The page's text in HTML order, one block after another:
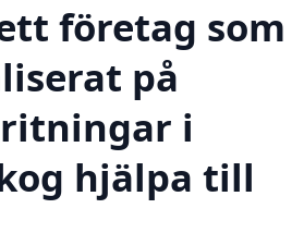
företag som
på
i
hjälpa till